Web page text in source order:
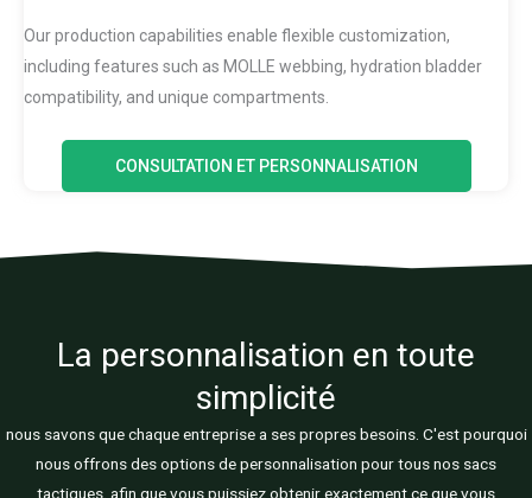
Our production capabilities enable flexible customization,
including features such as MOLLE webbing, hydration bladder
compatibility, and unique compartments.
CONSULTATION ET PERSONNALISATION
La personnalisation en toute
simplicité
nous savons que chaque entreprise a ses propres besoins. C'est pourquoi
nous offrons des options de personnalisation pour tous nos sacs
tactiques, afin que vous puissiez obtenir exactement ce que vous